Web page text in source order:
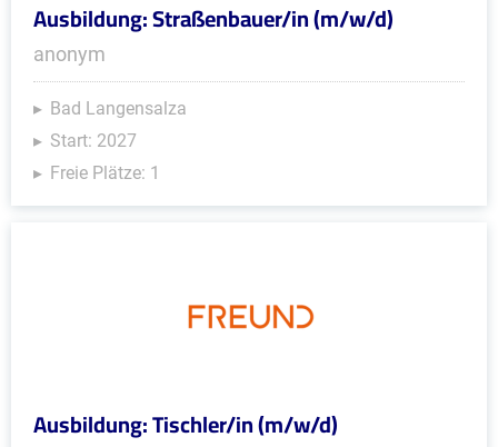
Ausbildung: Straßenbauer/in (m/w/d)
anonym
Bad Langensalza
Start: 2027
Freie Plätze: 1
Ausbildung: Tischler/in (m/w/d)